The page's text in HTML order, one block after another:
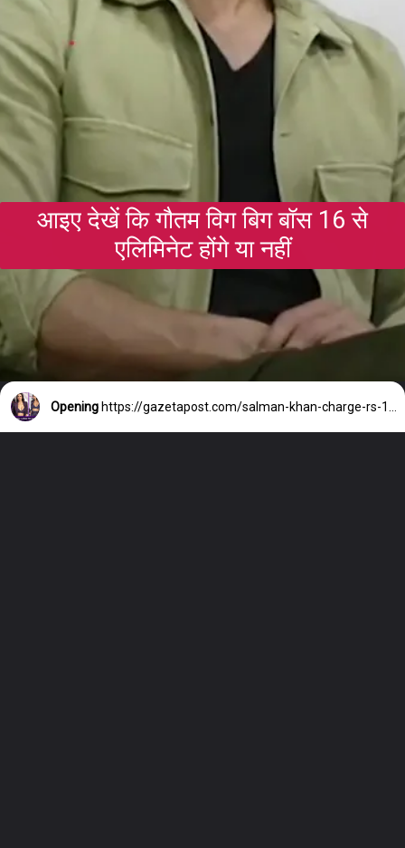
आइए देखें कि गौतम विग बिग बॉस 16 से
एलिमिनेट होंगे या नहीं
Opening https://gazetapost.com/salman-khan-charge-rs-1000-crore-for-hosting-bigg-boss-16/57822/